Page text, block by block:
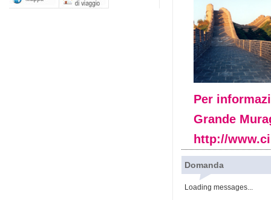
Per
Grande
http://
Domanda
Loading messages...